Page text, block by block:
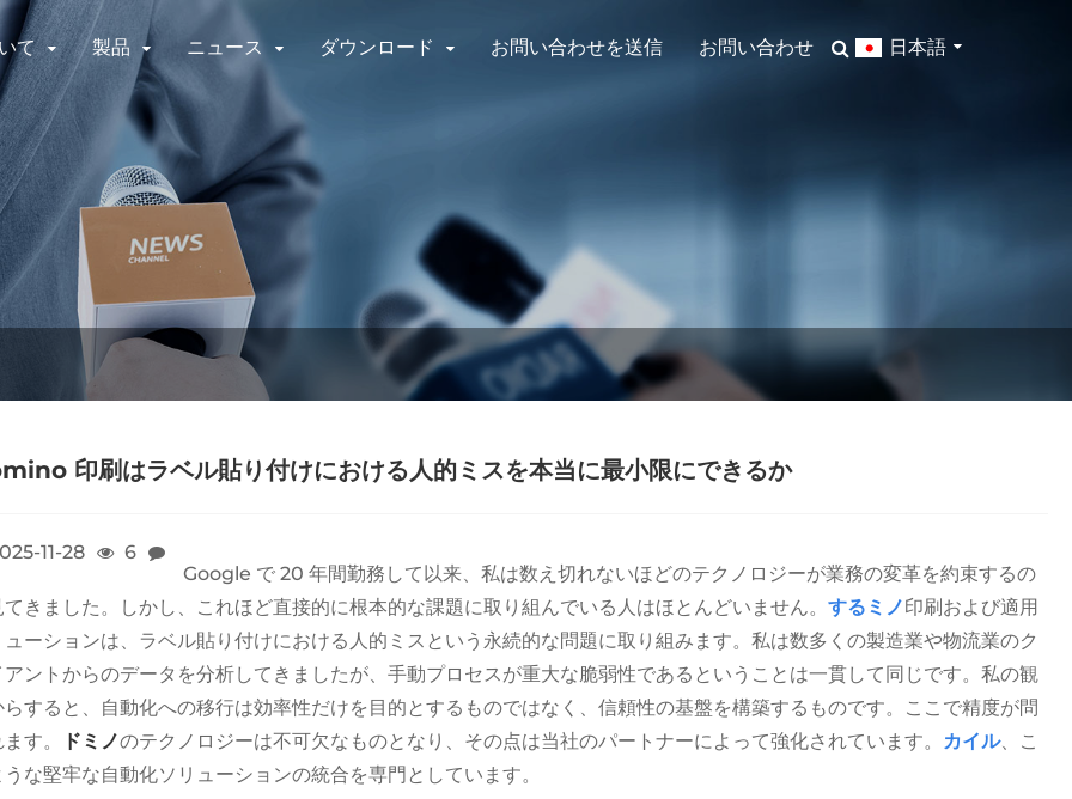
て 製品 ニュース ダウンロード お問い合わせを送信 お問い合わせ 日本語
印刷はラベル貼り付けにおける人的ミスを本当に最小限にできるか
11-28
6
Google で 20 年間勤務して以来、私は数え切れないほどのテクノロジーが業務の変革を約束するの
きました。しかし、これほど直接的に根本的な課題に取り組んでいる人はほとんどいません。 する ミノ印刷および適用
ューションは、ラベル貼り付けにおける人的ミスという永続的な問題に取り組みます。私は数多くの製造業や物流業のク
アントからのデータを分析してきましたが、手動プロセスが重大な脆弱性であるということは一貫して同じです。私の観
らすると、自動化への移行は効率性だけを目的とするものではなく、信頼性の基盤を構築するものです。ここで精度が問
す。
ドミノのテクノロジーは不可欠なものとなり、その点は当社のパートナーによって強化されています。 カイル、こ
な堅牢な自動化ソリューションの統合を専門としています。